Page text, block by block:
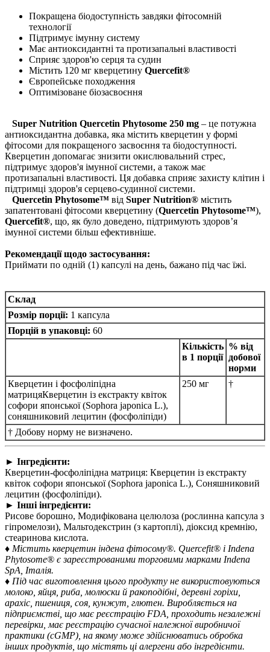
Покращена біодоступність завдяки фітосомній
технології
Підтримує імунну систему
Має антиоксидантні та протизапальні властивості
Сприяє здоров'ю серця та судин
Містить 120 мг кверцетину Quercefit®
Європейське походження
Оптимізоване біозасвоєння
Super Nutrition Quercetin Phytosome 250 mg – це потужна
антиоксидантна добавка, яка містить кверцетин у формі
фітосоми для покращеного засвоєння та біодоступності.
Кверцетин допомагає знизити окислювальний стрес,
підтримує здоров'я імунної системи, а також має
протизапальні властивості. Ця добавка сприяє захисту клітин і
підтримці здоров'я серцево-судинної системи.
Quercetin Phytosome™ від Super Nutrition® містить
запатентовані фітосоми кверцетину (Quercetin Phytosome™),
Quercefit®, що, як було доведено, підтримують здоров’я
імунної системи більш ефективніше.
Рекомендації щодо застосування:
Приймати по одній (1) капсулі на день, бажано під час їжі.
Склад
Розмір порції: 1 капсула
Порцій в упаковці: 60
Кількість
в 1 порції
% від
добової
норми
Кверцетин і фосфоліпідна
матрицяКверцетин із екстракту квіток
софори японської (Sophora japonica L.),
соняшниковий лецитин (фосфоліпіди)
250 мг †
† Добову норму не визначено.
► Інгредієнти:
Кверцетин-фосфоліпідна матриця: Кверцетин із екстракту
квіток софори японської (Sophora japonica L.), Соняшниковий
лецитин (фосфоліпіди).
► Інші інгредієнти:
Рисове борошно, Модифікована целюлоза (рослинна капсула з
гіпромелози), Мальтодекстрин (з картоплі), діоксид кремнію,
стеаринова кислота.
♦ Містить кверцетин індена фітосому®. Quercefit® і Indena
Phytosome® є зареєстрованими торговими марками Indena
SpA, Італія.
♦ Під час виготовлення цього продукту не використовуються
молоко, яйця, риба, молюски й ракоподібні, деревні горіхи,
арахіс, пшениця, соя, кунжут, глютен. Виробляється на
підприємстві, що має реєстрацію FDA, проходить незалежні
перевірки, має реєстрацію сучасної належної виробничої
практики (cGMP), на якому може здійснюватись обробка
інших продуктів, що містять ці алергени або інгредієнти.